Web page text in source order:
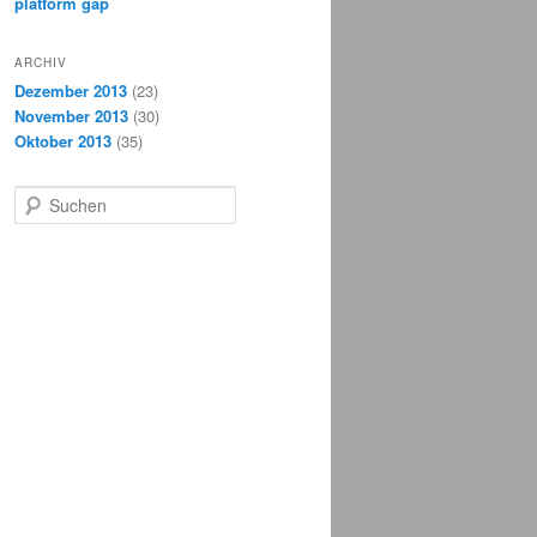
ARCHIV
Dezember 2013 (23)
November 2013 (30)
Oktober 2013 (35)
Suchen